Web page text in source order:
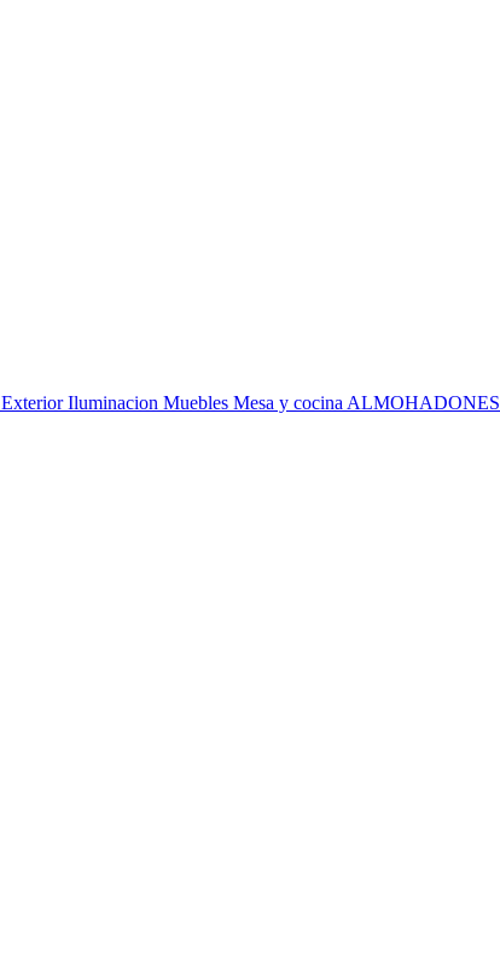
ExteriorIluminacion Muebles Mesa y cocina